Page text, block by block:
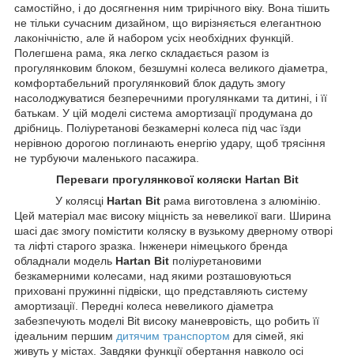
самостійно, і до досягнення ним трирічного віку. Вона тішить
не тільки сучасним дизайном, що вирізняється елегантною
лаконічністю, але й набором усіх необхідних функцій.
Полегшена рама, яка легко складається разом із
прогулянковим блоком, безшумні колеса великого діаметра,
комфортабельний прогулянковий блок дадуть змогу
насолоджуватися безперечними прогулянками та дитині, і її
батькам. У цій моделі система амортизації продумана до
дрібниць. Поліуретанові безкамерні колеса під час їзди
нерівною дорогою поглинають енергію удару, щоб трясіння
не турбуючи маленького пасажира.
Переваги прогулянкової коляски Hartan Bit
У колясці Hartan Bit рама виготовлена з алюмінію.
Цей матеріал має високу міцність за невеликої ваги. Ширина
шасі дає змогу помістити коляску в вузькому дверному отворі
та ліфті старого зразка. Інженери німецького бренда
обладнали модель Hartan Bit поліуретановими
безкамерними колесами, над якими розташовуються
приховані пружинні підвіски, що представляють систему
амортизації. Передні колеса невеликого діаметра
забезпечують моделі Bit високу маневровість, що робить її
ідеальним першим дитячим транспортом для сімей, які
живуть у містах. Завдяки функції обертання навколо осі